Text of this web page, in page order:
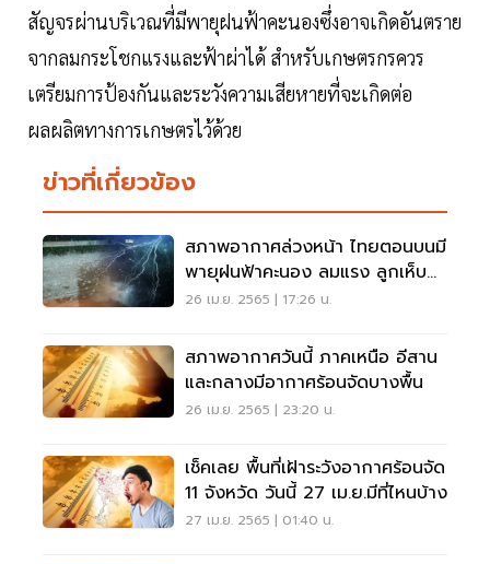
สัญจรผ่านบริเวณที่มีพายุฝนฟ้าคะนองซึ่งอาจเกิดอันตราย
จากลมกระโชกแรงและฟ้าผ่าได้ สำหรับเกษตรกรควร
เตรียมการป้องกันและระวังความเสียหายที่จะเกิดต่อ
ผลผลิตทางการเกษตรไว้ด้วย
ข่าวที่เกี่ยวข้อง
สภาพอากาศล่วงหน้า ไทยตอนบนมี
พายุฝนฟ้าคะนอง ลมแรง ลูกเห็บ
ฟ้าผ่า
26 เม.ย. 2565 | 17:26 น.
สภาพอากาศวันนี้ ภาคเหนือ อีสาน
และกลางมีอากาศร้อนจัดบางพื้น
26 เม.ย. 2565 | 23:20 น.
เช็คเลย พื้นที่เฝ้าระวังอากาศร้อนจัด
11 จังหวัด วันนี้ 27 เม.ย.มีที่ไหนบ้าง
27 เม.ย. 2565 | 01:40 น.